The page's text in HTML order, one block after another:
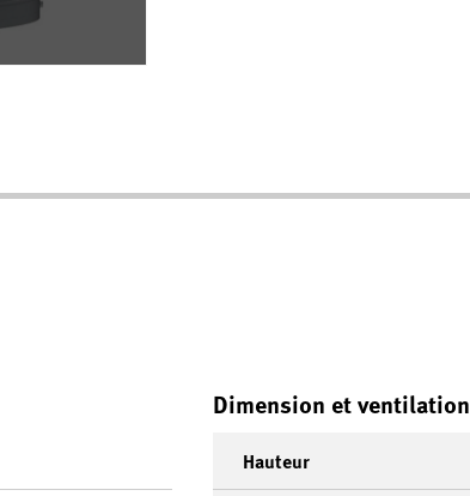
Dimension et ventilation
Hauteur